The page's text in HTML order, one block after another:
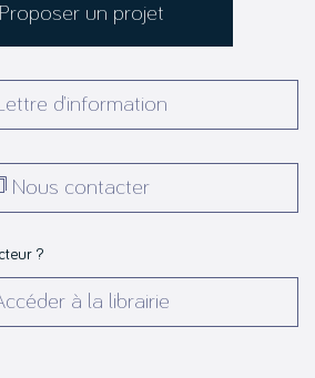
Proposer un projet
d’information
Nous contacter
?
à la librairie